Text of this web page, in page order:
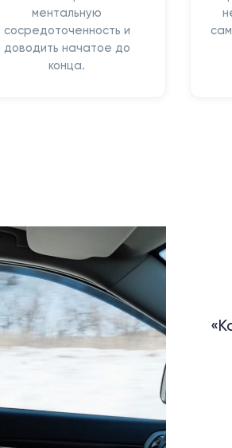
ментальную
сосредоточенность и
доводить начатое до
конца.